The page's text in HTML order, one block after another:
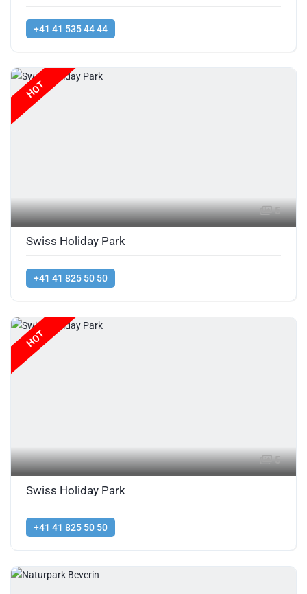
+41 41 535 44 44
HOT
5
Swiss Holiday Park
+41 41 825 50 50
HOT
5
Swiss Holiday Park
+41 41 825 50 50